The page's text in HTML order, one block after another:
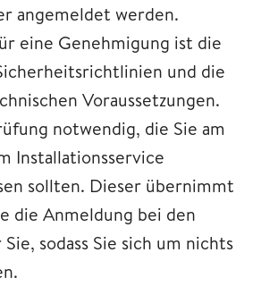
angemeldet werden.
eine Genehmigung ist die
und die
Voraussetzungen.
notwendig, die Sie am
Installationsservice
sollten. Dieser übernimmt
die Anmeldung bei den
sodass Sie sich um nichts